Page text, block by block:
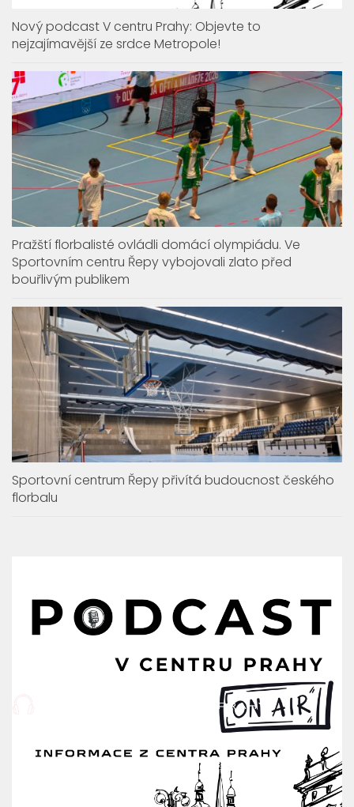
Nový podcast V centru Prahy: Objevte to
nejzajímavější ze srdce Metropole!
Pražští florbalisté ovládli domácí olympiádu. Ve
Sportovním centru Řepy vybojovali zlato před
bouřlivým publikem
Sportovní centrum Řepy přivítá budoucnost českého
florbalu